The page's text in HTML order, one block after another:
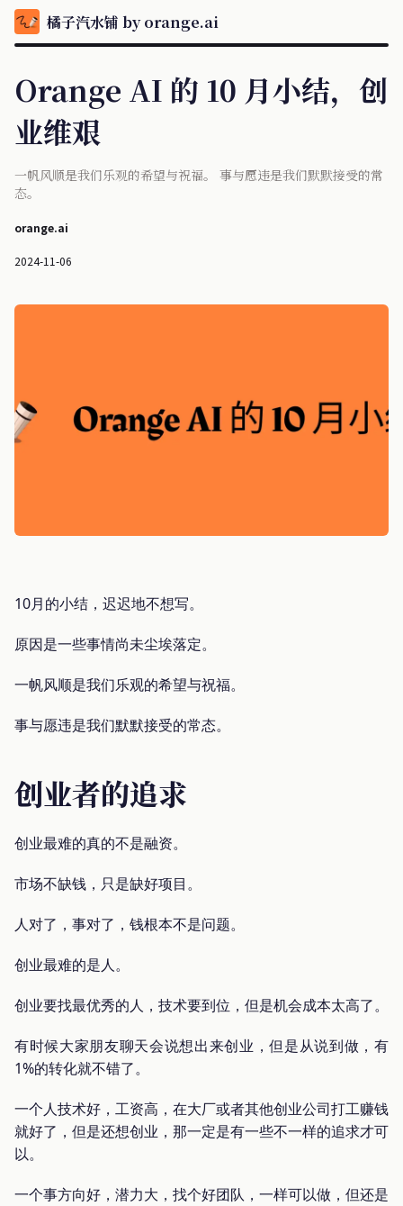
橘子汽水铺 by orange.ai
Orange AI 的 10 月小结，创
业维艰
一帆风顺是我们乐观的希望与祝福。 事与愿违是我们默默接受的常
态。
orange.ai
2024-11-06
10月的小结，迟迟地不想写。
原因是一些事情尚未尘埃落定。
一帆风顺是我们乐观的希望与祝福。
事与愿违是我们默默接受的常态。
创业者的追求
创业最难的真的不是融资。
市场不缺钱，只是缺好项目。
人对了，事对了，钱根本不是问题。
创业最难的是人。
创业要找最优秀的人，技术要到位，但是机会成本太高了。
有时候大家朋友聊天会说想出来创业，但是从说到做，有
1%的转化就不错了。
一个人技术好，工资高，在大厂或者其他创业公司打工赚钱
就好了，但是还想创业，那一定是有一些不一样的追求才可
以。
一个事方向好，潜力大，找个好团队，一样可以做，但还是